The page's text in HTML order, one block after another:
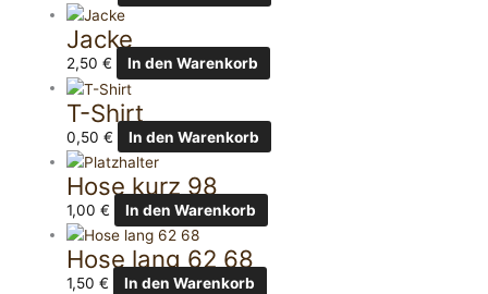
Jacke
2,50€ In den Warenkorb
T-Shirt
0,50€ In den Warenkorb
Hose kurz 98
1,00€ In den Warenkorb
Hose lang 62 68
1,50€ In den Warenkorb